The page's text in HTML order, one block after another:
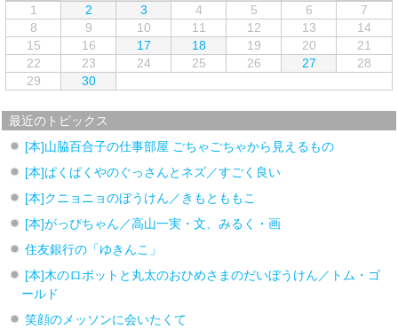
1
2 3 4 5 6
7
8
9 10 11 12 13
14
15
16 17 18 19 20
21
22
23 24 25 26 27
28
29
30
最近のトピックス
[本]山脇百合子の仕事部屋 ごちゃごちゃから見えるもの
[本]ぱくぱくやのぐっさんとネズ／すごく良い
[本]クニョニョのぼうけん／きもとももこ
[本]がっぴちゃん／高山一実・文、みるく・画
住友銀行の「ゆきんこ」
[本]木のロボットと丸太のおひめさまのだいぼうけん／トム・ゴ
ールド
笑顔のメッソンに会いたくて